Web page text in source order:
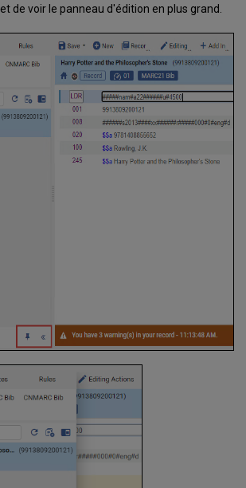
de voir le panneau d'édition en plus grand.